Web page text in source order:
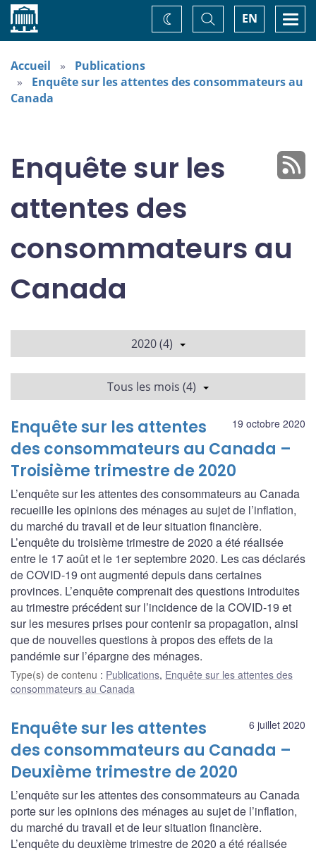
Accueil EN
Basculer
la
recherche
Changez
de
Accueil
Publications
Enquête sur les attentes des consommateurs au
Canada
Enquête sur les
attentes des
consommateurs au
Canada
2020 (4)
Tous les mois (4)
19 octobre 2020
Enquête sur les attentes
des consommateurs au Canada –
Troisième trimestre de 2020
L’enquête sur les attentes des consommateurs au Canada
recueille les opinions des ménages au sujet de l’inflation,
du marché du travail et de leur situation financière.
L’enquête du troisième trimestre de 2020 a été réalisée
entre le 17 août et le 1er septembre 2020. Les cas déclarés
de COVID‑19 ont augmenté depuis dans certaines
provinces. L’enquête comprenait des questions introduites
au trimestre précédent sur l’incidence de la COVID‑19 et
sur les mesures prises pour contenir sa propagation, ainsi
que de nouvelles questions à propos des effets de la
pandémie sur l’épargne des ménages.
Type(s) de contenu : Publications, Enquête sur les attentes des
consommateurs au Canada
6 juillet 2020
Enquête sur les attentes
des consommateurs au Canada –
Deuxième trimestre de 2020
L’enquête sur les attentes des consommateurs au Canada
porte sur les opinions des ménages au sujet de l’inflation,
du marché du travail et de leur situation financière.
L’enquête du deuxième trimestre de 2020 a été réalisée